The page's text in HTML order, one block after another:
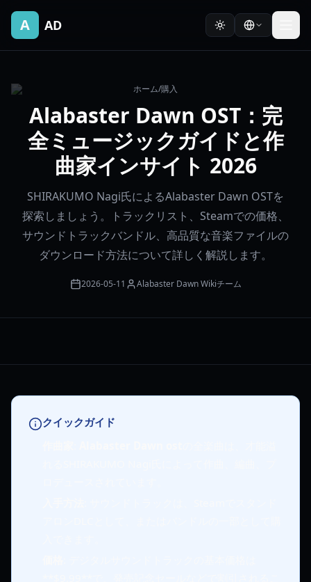
A AD
ホーム/購入
Alabaster Dawn OST：完
全ミュージックガイドと作
曲家インサイト 2026
SHIRAKUMO Nagi氏によるAlabaster Dawn OSTを
探索しましょう。トラックリスト、Steamでの価格、
サウンドトラックバンドル、高品質な音楽ファイルの
ダウンロード方法について詳しく解説します。
2026-05-11 Alabaster Dawn Wikiチーム
クイックガイド